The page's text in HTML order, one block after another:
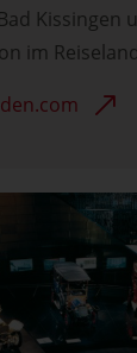
Kissingen
im